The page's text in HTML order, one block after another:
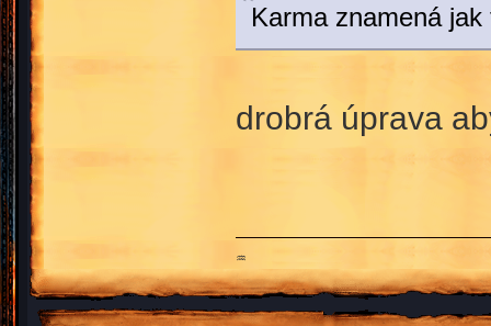
Karma znamená
drobrá úprava
♒